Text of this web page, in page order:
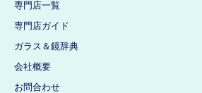
専門店一覧
専門店ガイド
ガラス＆鏡辞典
会社概要
お問合わせ